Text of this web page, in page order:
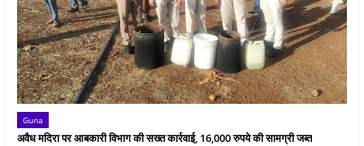
Guna
अवैध मदिरा पर आबकारी विभाग की सख्त कार्रवाई, 16,000 रुपये की सामग्री जब्त